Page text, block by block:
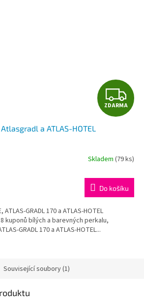
Z
D
R
M
A
ZDARMA
a ATLAS-HOTEL
Skladem (79 ks)
Do košíku
ATLAS-GRADL 170 a ATLAS-HOTEL
kuponů bílých a barevných perkalu,
GRADL 170 a ATLAS-HOTEL...
Související soubory (1)